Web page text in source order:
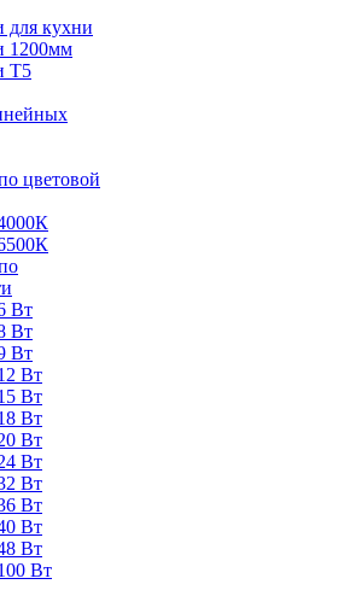
для кухни
1200мм
Т5
цветовой
Вт
Вт
Вт
Вт
Вт
Вт
Вт
Вт
Вт
Вт
Вт
Вт
Вт